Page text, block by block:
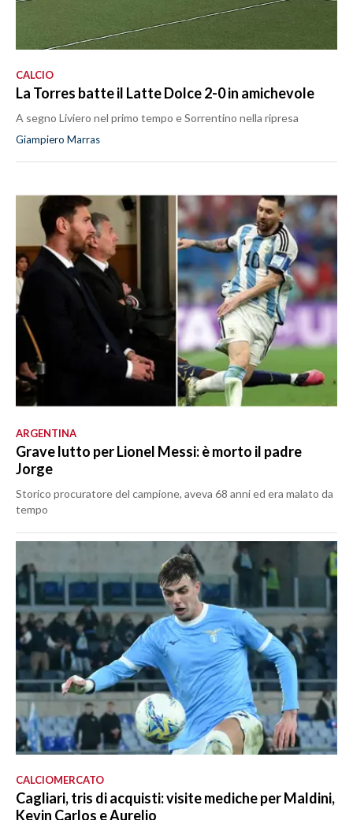
CALCIO
La Torres batte il Latte Dolce 2-0 in amichevole
A segno Liviero nel primo tempo e Sorrentino nella ripresa
Giampiero Marras
ARGENTINA
Grave lutto per Lionel Messi: è morto il padre
Jorge
Storico procuratore del campione, aveva 68 anni ed era malato da
tempo
CALCIOMERCATO
Cagliari, tris di acquisti: visite mediche per Maldini,
Kevin Carlos e Aurelio